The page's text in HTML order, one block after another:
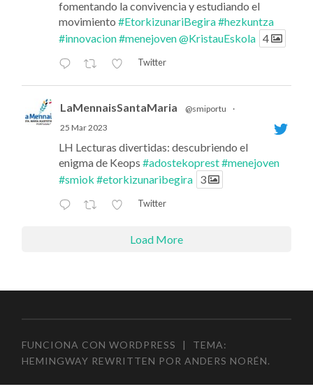
fomentando la convivencia y estudiando el
movimiento#EtorkizunariBegira#hezkuntza
#innovacion#menejoven@KristauEskola 4
Twitter
LaMennaisSantaMaria @smiportu
·
25 Mar 2023
LH Lecturas divertidas: descubriendo el
enigma de Keops#adostekoprest#menejoven
#smiok #etorkizunaribegira 3
Twitter
Load More
FUNCIONA CON WORDPRESS |
TEMA:
HEMINGWAY REWRITTEN PORANDERS NORÉN.